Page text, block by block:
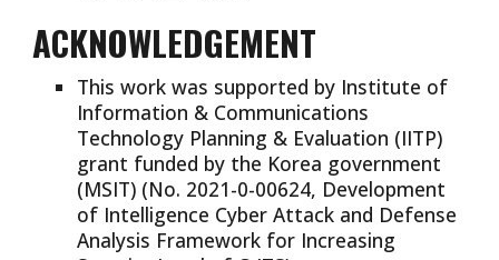
ACKNOWLEDGEMENT
This work was supported by Institute of
Information & Communications
Technology Planning & Evaluation (IITP)
grant funded by the Korea government
(MSIT) (No. 2021-0-00624, Development
of Intelligence Cyber Attack and Defense
Analysis Framework for Increasing